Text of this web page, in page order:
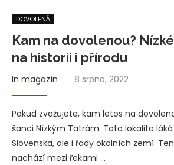
DOVOLENÁ
Kam na dovolenou?
na historii i přírodu
In magazín 8 srpna, 2022
Pokud zvažujete, kam letos na
šanci Nízkým Tatrám. Tato lokalita
Slovenska, ale i řady okolních zemí.
nachází mezi řekami …